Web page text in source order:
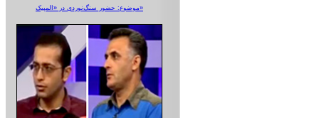
موضوع: حضور سنگ‌نوردی در «المپیک»